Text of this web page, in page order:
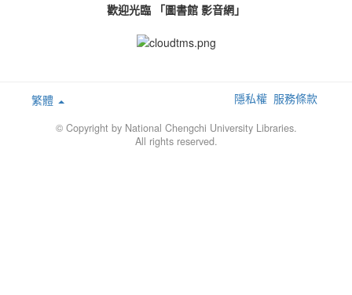
歡迎光臨 「圖書館 影音網」
繁體 隱私權 服務條款
© Copyright by National Chengchi University Libraries.
All rights reserved.